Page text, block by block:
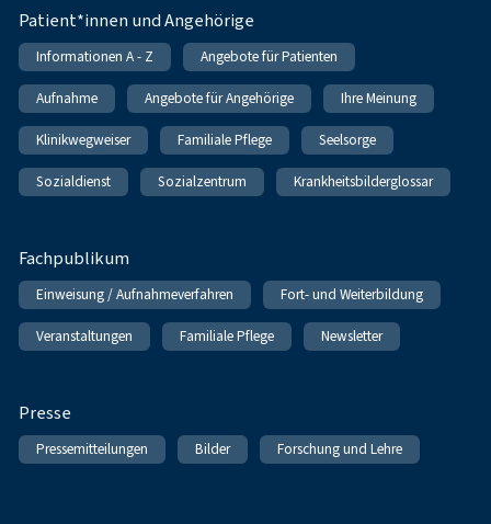
Patient*innen und Angehörige
Informationen A - Z Angebote für Patienten
Aufnahme Angebote für Angehörige Ihre Meinung
Klinikwegweiser Familiale Pflege Seelsorge
Sozialdienst Sozialzentrum Krankheitsbilderglossar
Fachpublikum
Einweisung / Aufnahmeverfahren Fort- und Weiterbildung
Veranstaltungen Familiale Pflege Newsletter
Presse
Pressemitteilungen Bilder Forschung und Lehre